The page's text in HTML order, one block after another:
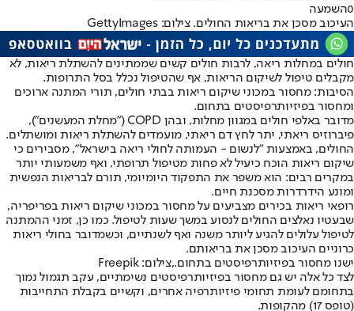
0השמעה
העיכוב מסכן את בריאות החולים. צילום: GettyImages
חולים במחלות ריאה, לרבות חולים קשים שממתינים להשתלת ריאות, לא
מקבלים טיפול לשיקום הריאות, אף שהטיפול נכלל בסל התרופות.
הסיבות: מחסור במכוני שיקום ריאות בבתי חולים, תורי המתנה ארוכים
ומחסור בפיזיותרפיסטים בתחום.
מדובר באלפי חולים במגוון מחלות, ובהן COPD ("מחלת המעשנים"),
פיברוזיס ריאתי, יתר לחץ דם ריאתי, מועמדים להשתלת ריאות ומושתלים.
החולים, באמצעות "לנשום - העמותה לחולי ריאה בישראל", מסבירים כי
שיקום ריאות הוכח כיעיל לא פחות מטיפול תרופתי, ואף משמעותי יותר
במקרים רבים: הוא משפר את התפקוד היומיומי, תורם לבריאות הנפשית
ומונע הידרדרות מסכנת חיים.
רופאי ריאות בכירים מצביעים על מחסור במכוני שיקום ריאות בפריפריה,
שבעטיו נאלצים החולים לנסוע במשך שעות לטיפול. כמו כן, זמני ההמתנה
לטיפול עלולים להגיע ליותר משנה ואף לשנתיים, וכשמדובר בחולי ריאות
כרוניים העיכוב מסכן את בריאותם.
ישנו מחסור בפיזיותרפיסטים בתחום.,צילום: Freepik
לצד כל אלה יש גם מחסור בפיזיותרפיסטים נשימתיים, עקב תגמול נמוך
בתחומם לעומת תחומי פיזיותרפיה אחרים, וקשיים בקבלת התחייבות
(טופס 17) מהקופות.